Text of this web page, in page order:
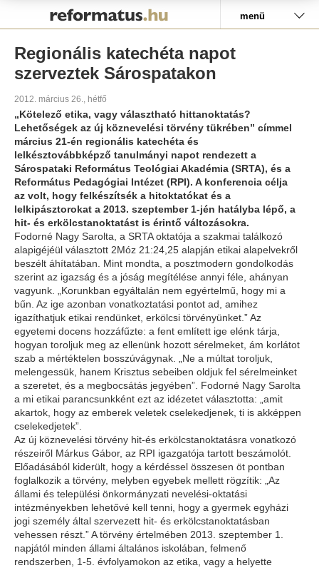
menü
Regionális katechéta napot
szerveztek Sárospatakon
2012. március 26., hétfő
„Kötelező etika, vagy választható hittanoktatás?
Lehetőségek az új köznevelési törvény tükrében” címmel
március 21-én regionális katechéta és
lelkésztovábbképző tanulmányi napot rendezett a
Sárospataki Református Teológiai Akadémia (SRTA), és a
Református Pedagógiai Intézet (RPI). A konferencia célja
az volt, hogy felkészítsék a hitoktatókat és a
lelkipásztorokat a 2013. szeptember 1-jén hatályba lépő, a
hit- és erkölcstanoktatást is érintő változásokra.
Fodorné Nagy Sarolta, a SRTA oktatója a szakmai találkozó
alapigéjéül választott 2Móz 21:24,25 alapján etikai alapelvekről
beszélt áhítatában. Mint mondta, a posztmodern gondolkodás
szerint az igazság és a jóság megítélése annyi féle, ahányan
vagyunk. „Korunkban egyáltalán nem egyértelmű, hogy mi a
bűn. Az ige azonban vonatkoztatási pontot ad, amihez
igazíthatjuk etikai rendünket, erkölcsi törvényünket.” Az
egyetemi docens hozzáfűzte: a fent említett ige elénk tárja,
hogyan toroljuk meg az ellenünk hozott sérelmeket, ám korlátot
szab a mértéktelen bosszúvágynak. „Ne a múltat toroljuk,
melengessük, hanem Krisztus sebeiben oldjuk fel sérelmeinket
a szeretet, és a megbocsátás jegyében”. Fodorné Nagy Sarolta
a mi etikai parancsunkként ezt az idézetet választotta: „amit
akartok, hogy az emberek veletek cselekedjenek, ti is akképpen
cselekedjetek”.
Az új köznevelési törvény hit-és erkölcstanoktatásra vonatkozó
részeiről Márkus Gábor, az RPI igazgatója tartott beszámolót.
Előadásából kiderült, hogy a kérdéssel összesen öt pontban
foglalkozik a törvény, melyben egyebek mellett rögzítik: „Az
állami és települési önkormányzati nevelési-oktatási
intézményekben lehetővé kell tenni, hogy a gyermek egyházi
jogi személy által szervezett hit- és erkölcstanoktatásban
vehessen részt.” A törvény értelmében 2013. szeptember 1.
napjától minden állami általános iskolában, felmenő
rendszerben, 1-5. évfolyamokon az etika, vagy a helyette